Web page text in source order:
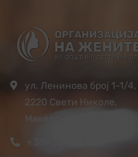
ул. Ленинова број 1-1/
2220 Свети Николе,
Македонија